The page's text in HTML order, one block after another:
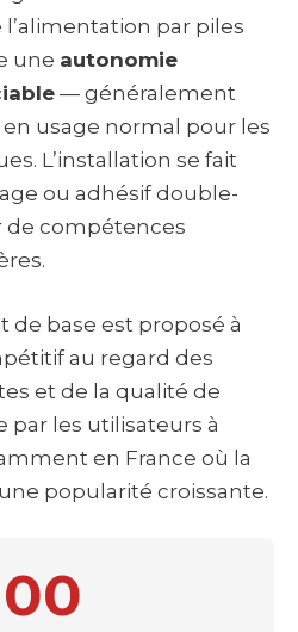
par piles
une autonomie
— généralement
en usage normal pour les
L’installation se fait
ou adhésif double-
de compétences
de base est proposé à
au regard des
et de la qualité de
par les utilisateurs à
en France où la
popularité croissante.